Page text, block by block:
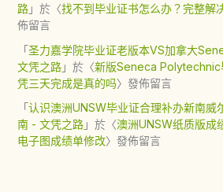
路」於〈找不到毕业证书怎么办？完整解
佈留言
「圣力嘉学院毕业证老版本VS加拿大
文凭之路」於〈新版Seneca Polytechnic
凭三天完成是真的吗〉發佈留言
「 认识澳洲UNSW毕业证合理补办新南威
南 - 文凭之路」於〈澳洲UNSW纸质版成
电子图成绩单修改〉發佈留言